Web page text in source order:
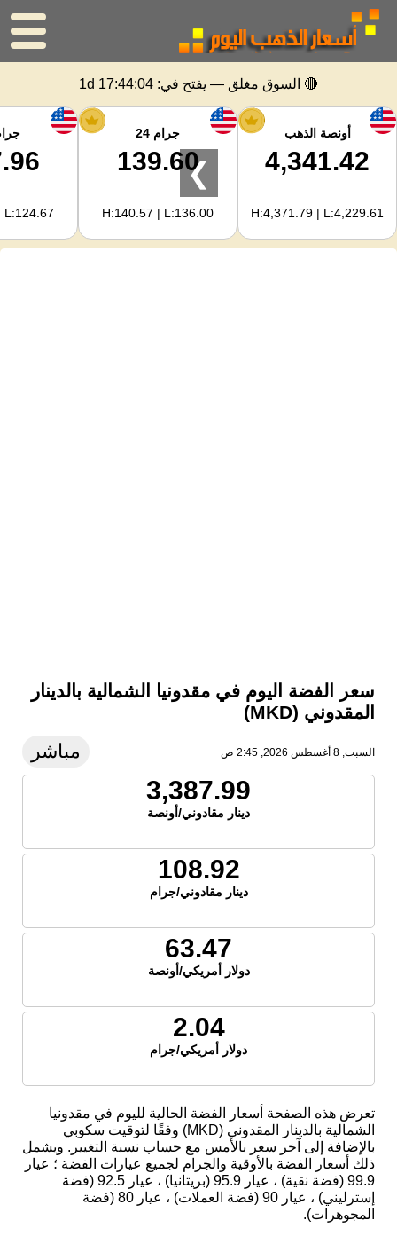
الرئيسية
سعر الذهب
اسعار الفضه
حاسبة الذهب
🔴 السوق مغلق — يفتح في: 1d 17:44:04
أونصة الذهب
4,341.42
H:4,371.79 | L:4,229.61
جرام 24
139.60
H:140.57 | L:136.00
L:124.67
❯
سعر الفضة اليوم في مقدونيا الشمالية بالدينار
المقدوني (MKD)
السبت, 8 أغسطس 2026, 2:45 ص مباشر
3,387.99
دينار مقادوني/أونصة
108.92
دينار مقادوني/جرام
63.47
دولار أمريكي/أونصة
2.04
دولار أمريكي/جرام
تعرض هذه الصفحة أسعار الفضة الحالية لليوم في مقدونيا
الشمالية بالدينار المقدوني (MKD) وفقًا لتوقيت سكوبي
بالإضافة إلى آخر سعر بالأمس مع حساب نسبة التغيير. ويشمل
ذلك أسعار الفضة بالأوقية والجرام لجميع عيارات الفضة ؛ عيار
99.9 (فضة نقية) ، عيار 95.9 (بريتانيا) ، عيار 92.5 (فضة
إسترليني) ، عيار 90 (فضة العملات) ، عيار 80 (فضة
المجوهرات).